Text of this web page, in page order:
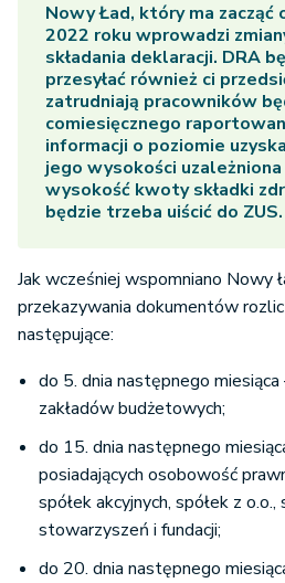
Nowy Ład, który ma zacząć
2022 roku wprowadzi
składania deklaracji. DRA
przesyłać również ci
zatrudniają pracowników
comiesięcznego
informacji o poziomie
jego wysokości
wysokość kwoty składki
będzie trzeba uiścić do ZUS.
Jak wcześniej wspomniano Nowy
przekazywania dokumentów
następujące:
do 5. dnia następnego
zakładów budżetowych;
do 15. dnia następnego
posiadających osobowość
spółek akcyjnych, spółek z o.o.,
stowarzyszeń i fundacji;
do 20. dnia następnego